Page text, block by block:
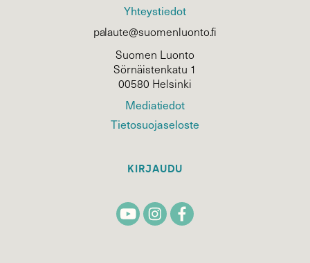
Yhteystiedot
palaute@suomenluonto.fi
Suomen Luonto
Sörnäistenkatu 1
00580 Helsinki
Mediatiedot
Tietosuojaseloste
KIRJAUDU